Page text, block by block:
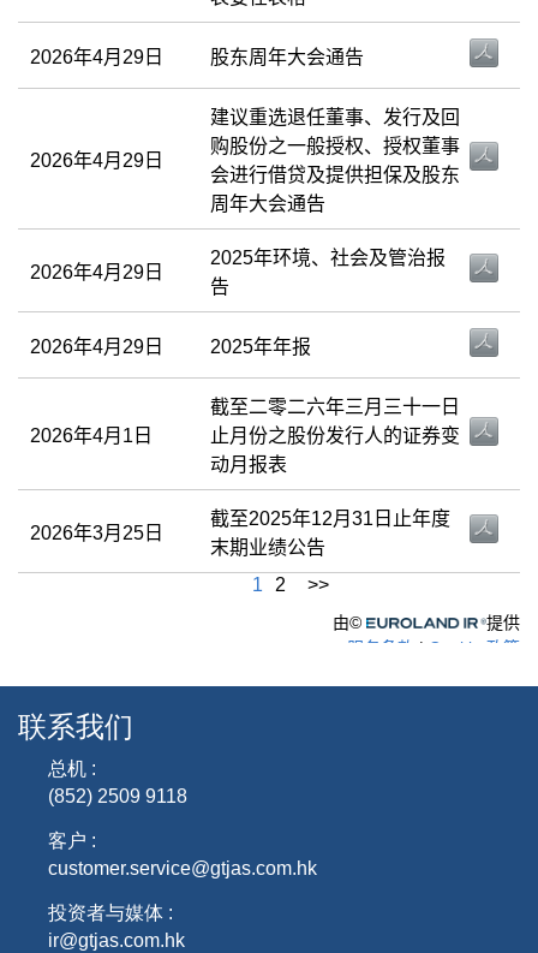
联系我们
总机 :
(852) 2509 9118
客户 :
customer.service@gtjas.com.hk
投资者与媒体 :
ir@gtjas.com.hk